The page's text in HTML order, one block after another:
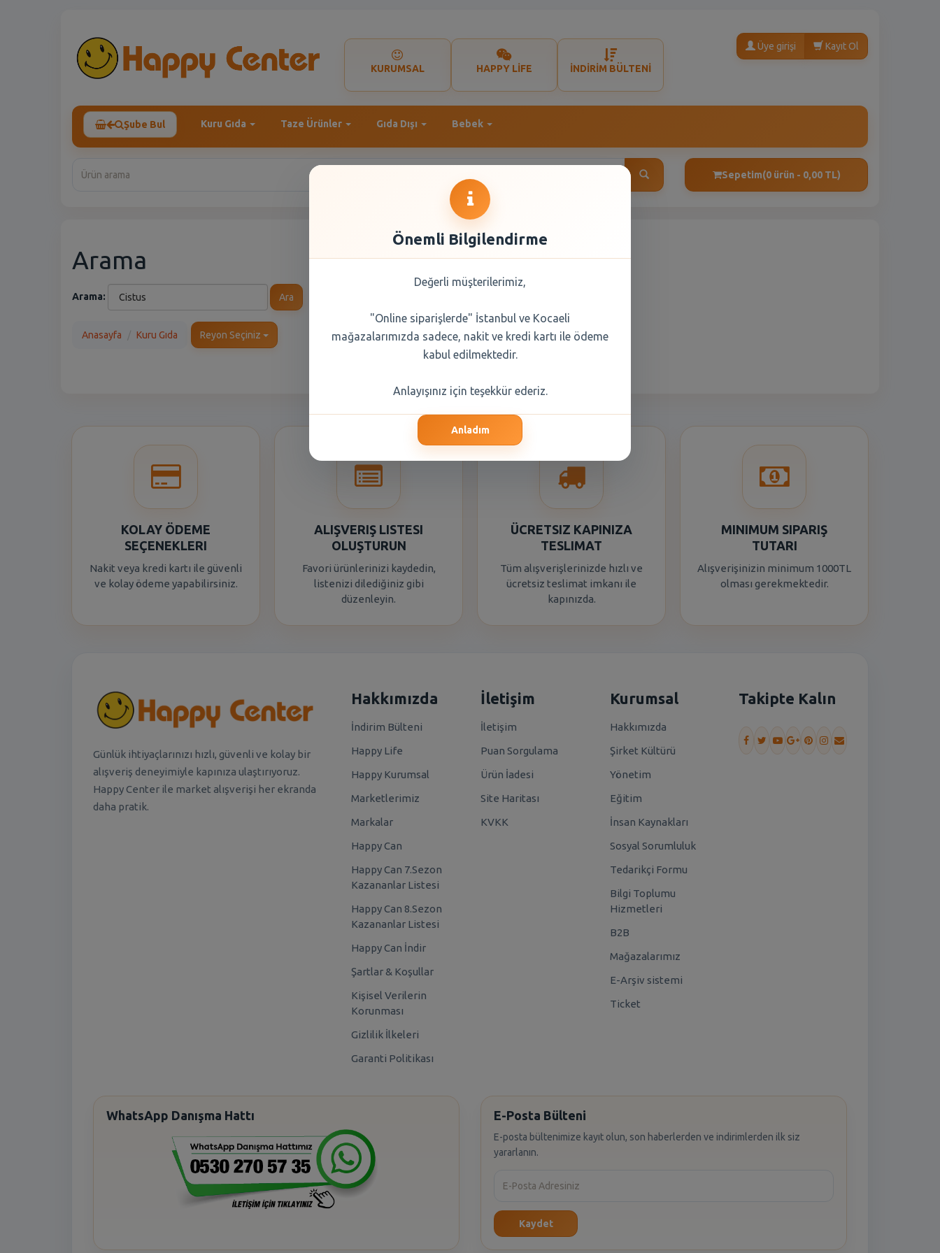
KURUMSAL HAPPY LİFE İNDİRİM BÜLTENİ
Üye girişi Kayıt Ol
Şube Bul Kuru Gıda Taze Ürünler Gıda Dışı Bebek
Sepetim(0 ürün - 0,00 TL)
Arama
Arama: Ara
Anasayfa Kuru Gıda Reyon Seçiniz
KOLAY ÖDEME
SEÇENEKLERI
Nakit veya kredi kartı ile güvenli
ve kolay ödeme yapabilirsiniz.
ALIŞVERIŞ LISTESI
OLUŞTURUN
Favori ürünlerinizi kaydedin,
listenizi dilediğiniz gibi
düzenleyin.
ÜCRETSIZ KAPINIZA
TESLIMAT
Tüm alışverişlerinizde hızlı ve
ücretsiz teslimat imkanı ile
kapınızda.
MINIMUM SIPARIŞ
TUTARI
Alışverişinizin minimum 1000TL
olması gerekmektedir.
Günlük ihtiyaçlarınızı hızlı, güvenli ve kolay bir
alışveriş deneyimiyle kapınıza ulaştırıyoruz.
Happy Center ile market alışverişi her ekranda
daha pratik.
Hakkımızda
İndirim Bülteni
Happy Life
Happy Kurumsal
Marketlerimiz
Markalar
Happy Can
Happy Can 7.Sezon
Kazananlar Listesi
Happy Can 8.Sezon
Kazananlar Listesi
Happy Can İndir
Şartlar & Koşullar
Kişisel Verilerin
Korunması
Gizlilik İlkeleri
Garanti Politikası
İletişim
İletişim
Puan Sorgulama
Ürün İadesi
Site Haritası
KVKK
Kurumsal
Hakkımızda
Şirket Kültürü
Yönetim
Eğitim
İnsan Kaynakları
Sosyal Sorumluluk
Tedarikçi Formu
Bilgi Toplumu
Hizmetleri
B2B
Mağazalarımız
E-Arşiv sistemi
Ticket
Takipte Kalın
WhatsApp Danışma Hattı E-Posta Bülteni
E-posta bültenimize kayıt olun, son haberlerden ve indirimlerden ilk siz
yararlanın.
Kaydet
Önemli Bilgilendirme
Değerli müşterilerimiz,
"Online siparişlerde" İstanbul ve Kocaeli
mağazalarımızda sadece, nakit ve kredi kartı ile ödeme
kabul edilmektedir.
Anlayışınız için teşekkür ederiz.
Anladım